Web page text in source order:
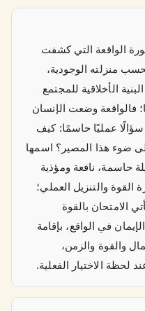
الواقعة التي كشفت
منزلته الوجودية،
الأخلاقية للمجتمع
فالواقعة وضعت الإنسان
سؤالًا عمليًا حاسمًا: كيف
ضوء هذا المصير؟ اسمها
حاسمة، نافعة ومؤذية
والتنزيل العملي؛
الامتحان بالقوة
في الواقع، بإقامة
والقوة والزمن،
لحظة الاختيار الفعلية.